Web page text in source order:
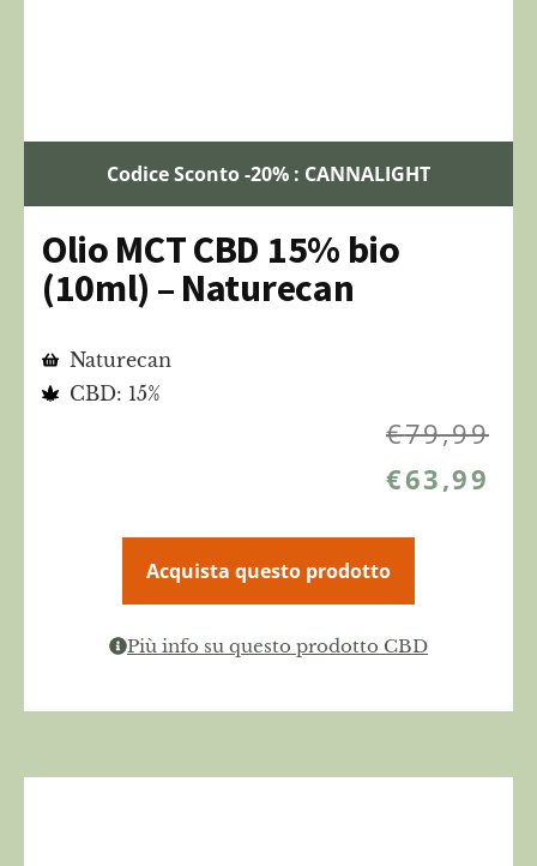
Codice Sconto -20% : CANNALIGHT
Olio MCT CBD 15% bio
(10ml) – Naturecan
Naturecan
CBD: 15%
€79,99
€63,99
Acquista questo prodotto
Più info su questo prodotto CBD